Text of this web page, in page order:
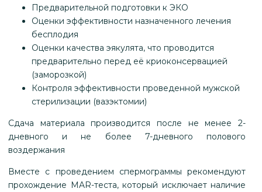
Предварительной подготовки к ЭКО
Оценки эффективности назначенного лечения
бесплодия
Оценки качества эякулята, что проводится
предварительно перед её криоконсервацией
(заморозкой)
Контроля эффективности проведенной мужской
стерилизации (вазэктомии)
Сдача материала производится после не менее 2-
дневного и не более 7-дневного полового
воздержания
Вместе с проведением спермограммы рекомендуют
прохождение MAR-теста, который исключает наличие